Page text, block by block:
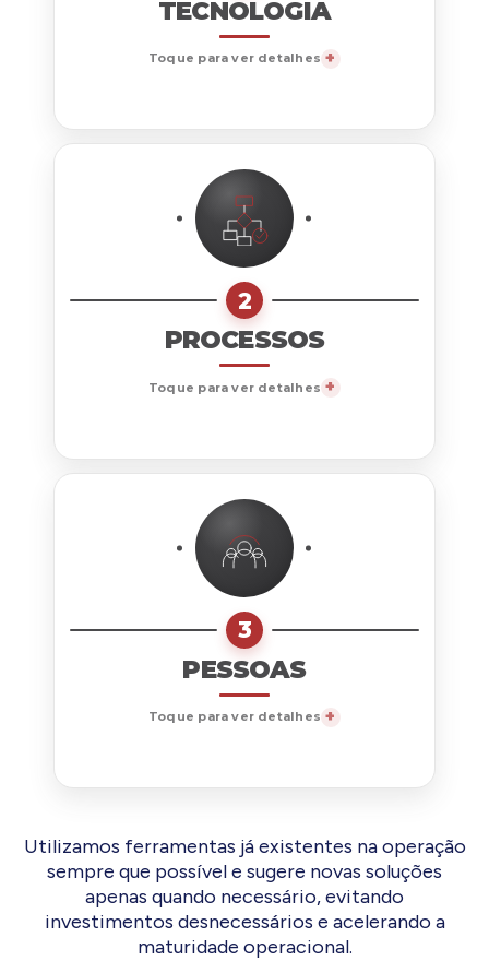
TECNOLOGIA
Toque para ver detalhes
2
PROCESSOS
Toque para ver detalhes
3
PESSOAS
Toque para ver detalhes
Utilizamos ferramentas já existentes na operação
sempre que possível e sugere novas soluções
apenas quando necessário, evitando
investimentos desnecessários e acelerando a
maturidade operacional.